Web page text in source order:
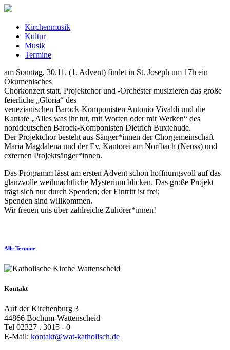
Kirchenmusik
Kultur
Musik
Termine
am Sonntag, 30.11. (1. Advent) findet in St. Joseph um 17h ein
Ökumenisches
Chorkonzert statt. Projektchor und -Orchester musizieren das große
feierliche „Gloria“ des
venezianischen Barock-Komponisten Antonio Vivaldi und die
Kantate „Alles was ihr tut, mit Worten oder mit Werken“ des
norddeutschen Barock-Komponisten Dietrich Buxtehude.
Der Projektchor besteht aus Sänger*innen der Chorgemeinschaft
Maria Magdalena und der Ev. Kantorei am Norfbach (Neuss) und
externen Projektsänger*innen.
Das Programm lässt am ersten Advent schon hoffnungsvoll auf das
glanzvolle weihnachtliche Mysterium blicken. Das große Projekt
trägt sich nur durch Spenden; der Eintritt ist frei;
Spenden sind willkommen.
Wir freuen uns über zahlreiche Zuhörer*innen!
Alle Termine
Kontakt
Auf der Kirchenburg 3
44866 Bochum-Wattenscheid
Tel 02327 . 3015 - 0
E-Mail: kontakt@wat-katholisch.de